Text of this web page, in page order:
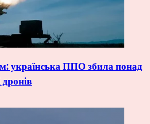
українська ППО збила понад
дронів